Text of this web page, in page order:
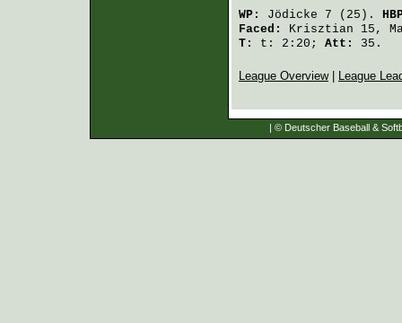
WP: Jödicke 7 (25).
Faced: Krisztian 15,
T:
t: 2:20; Att: 35.
League Overview| League
| © Deutscher Baseball &